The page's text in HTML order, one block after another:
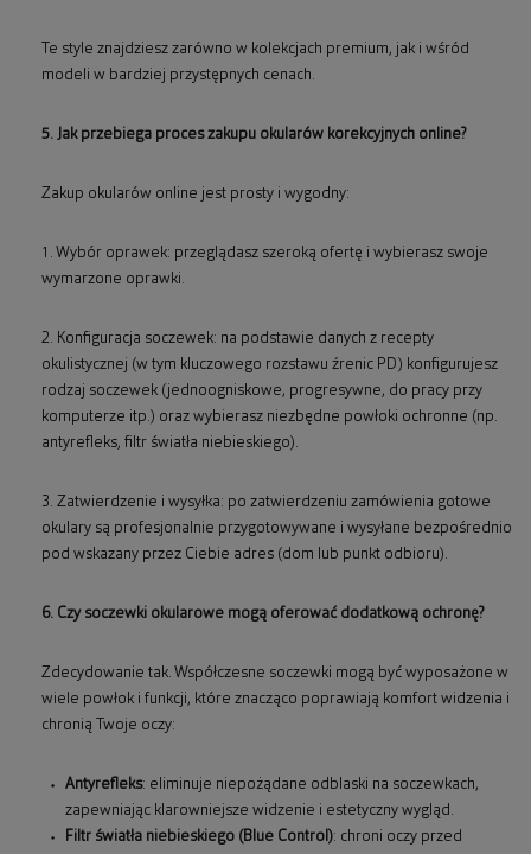
Te style znajdziesz zarówno w kolekcjach premium, jak i wśród
modeli w bardziej przystępnych cenach.
5. Jak przebiega proces zakupu okularów korekcyjnych online?
Zakup okularów online jest prosty i wygodny:
1. Wybór oprawek: przeglądasz szeroką ofertę i wybierasz swoje
wymarzone oprawki.
2. Konfiguracja soczewek: na podstawie danych z recepty
okulistycznej (w tym kluczowego rozstawu źrenic PD) konfigurujesz
rodzaj soczewek (jednoogniskowe, progresywne, do pracy przy
komputerze itp.) oraz wybierasz niezbędne powłoki ochronne (np.
antyrefleks, filtr światła niebieskiego).
3. Zatwierdzenie i wysyłka: po zatwierdzeniu zamówienia gotowe
okulary są profesjonalnie przygotowywane i wysyłane bezpośrednio
pod wskazany przez Ciebie adres (dom lub punkt odbioru).
6. Czy soczewki okularowe mogą oferować dodatkową ochronę?
Zdecydowanie tak. Współczesne soczewki mogą być wyposażone w
wiele powłok i funkcji, które znacząco poprawiają komfort widzenia i
chronią Twoje oczy:
Antyrefleks: eliminuje niepożądane odblaski na soczewkach,
zapewniając klarowniejsze widzenie i estetyczny wygląd.
Filtr światła niebieskiego (Blue Control): chroni oczy przed